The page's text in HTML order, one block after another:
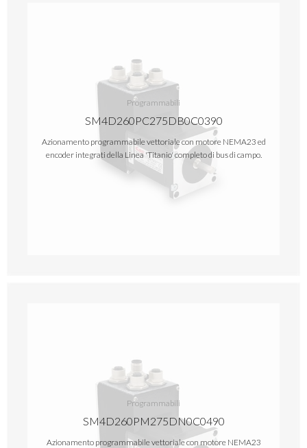
Programmabili
SM4D260PC275DB0C0390
Azionamento programmabile vettoriale con motore NEMA23 ed
encoder integrati della Linea 'Titanio' completo di bus di campo.
Programmabili
SM4D260PM275DN0C0490
Azionamento programmabile vettoriale con motore NEMA23